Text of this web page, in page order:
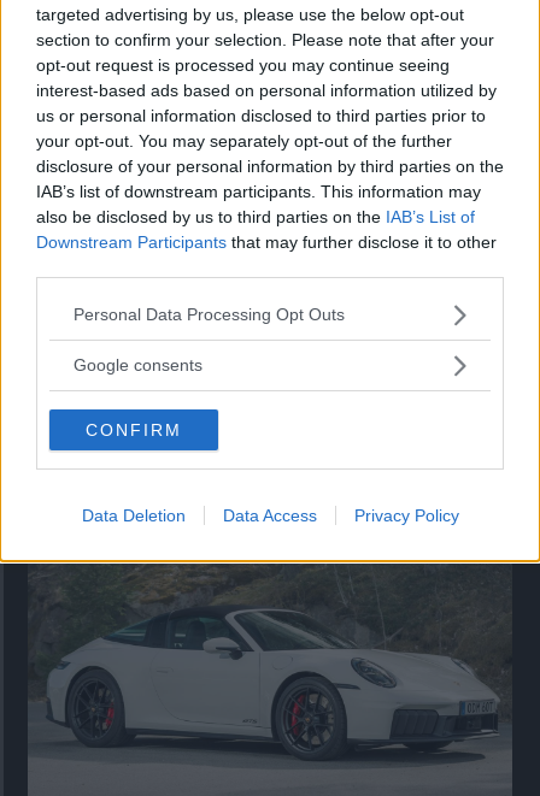
targeted advertising by us, please use the below opt-out
section to confirm your selection. Please note that after your
opt-out request is processed you may continue seeing
interest-based ads based on personal information utilized by
us or personal information disclosed to third parties prior to
your opt-out. You may separately opt-out of the further
disclosure of your personal information by third parties on the
IAB’s list of downstream participants. This information may
also be disclosed by us to third parties on the IAB’s List of
Downstream Participants that may further disclose it to other
Please note that this website/app uses one or more Google
not limited to your visit or usage behaviour. You may click to
use your data for below specified purposes in below Google
consent section.
Personal Data Processing Opt Outs
Google consents
CONFIRM
Data Deletion Data Access Privacy Policy
”God chans att bli ny favorit”
Utbudet av terrängdugliga kombibilar har krympt men fylls
nu på av eldrivna Toyota bZ4X Touring. Vi provkör.
Så står sig nya Toyota RAV4
Vi ställe nykomlingen mot Audi Q3 och Mazda CX-5.